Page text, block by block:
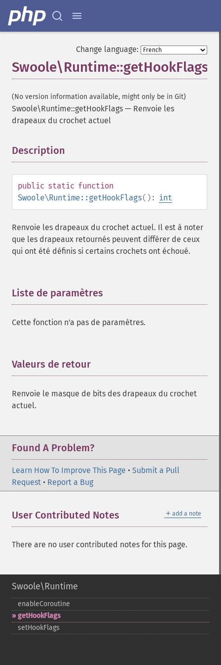
Change language:
Swoole\Runtime::getHookFlags
(No version information available, might only be in Git)
Swoole\Runtime::getHookFlags — Renvoie les
drapeaux du crochet actuel
Description
public static function
Swoole\Runtime::getHookFlags(): int
Renvoie les drapeaux du crochet actuel. Il est à noter
que les drapeaux retournés peuvent différer de ceux
qui ont été définis si certains crochets ont échoué.
Liste de paramètres
Cette fonction n'a pas de paramètres.
Valeurs de retour
Renvoie le masque de bits des drapeaux du crochet
actuel.
Found A Problem?
Learn How To Improve This Page • Submit a Pull
Request • Report a Bug
＋ add a note
User Contributed Notes
There are no user contributed notes for this page.
Swoole\Runtime
enableCoroutine
getHookFlags
setHookFlags